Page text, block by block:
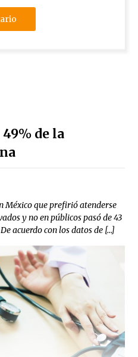
de la
México que prefirió atenderse
y no en públicos pasó de 43
acuerdo con los datos de […]